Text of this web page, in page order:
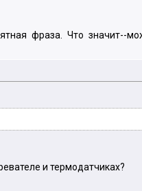
фраза. Что значит--
и термодатчиках?